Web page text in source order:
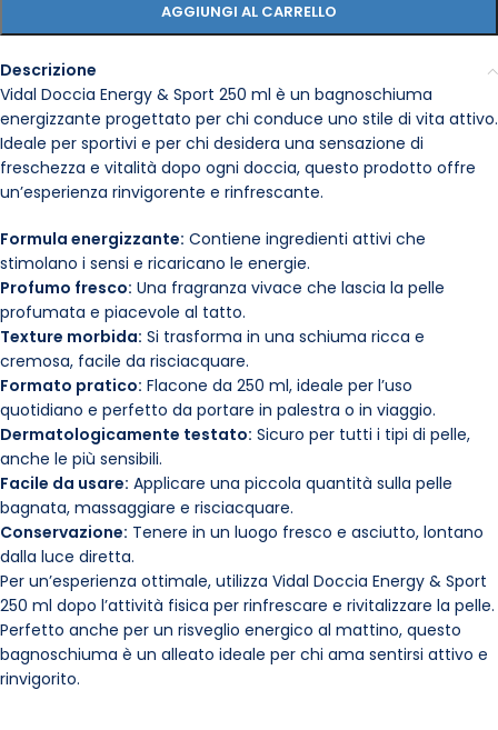
AGGIUNGI AL CARRELLO
Descrizione
Vidal Doccia Energy & Sport 250 ml è un bagnoschiuma
energizzante progettato per chi conduce uno stile di vita attivo.
Ideale per sportivi e per chi desidera una sensazione di
freschezza e vitalità dopo ogni doccia, questo prodotto offre
un’esperienza rinvigorente e rinfrescante.
Formula energizzante: Contiene ingredienti attivi che
stimolano i sensi e ricaricano le energie.
Profumo fresco: Una fragranza vivace che lascia la pelle
profumata e piacevole al tatto.
Texture morbida: Si trasforma in una schiuma ricca e
cremosa, facile da risciacquare.
Formato pratico: Flacone da 250 ml, ideale per l’uso
quotidiano e perfetto da portare in palestra o in viaggio.
Dermatologicamente testato: Sicuro per tutti i tipi di pelle,
anche le più sensibili.
Facile da usare: Applicare una piccola quantità sulla pelle
bagnata, massaggiare e risciacquare.
Conservazione: Tenere in un luogo fresco e asciutto, lontano
dalla luce diretta.
Per un’esperienza ottimale, utilizza Vidal Doccia Energy & Sport
250 ml dopo l’attività fisica per rinfrescare e rivitalizzare la pelle.
Perfetto anche per un risveglio energico al mattino, questo
bagnoschiuma è un alleato ideale per chi ama sentirsi attivo e
rinvigorito.